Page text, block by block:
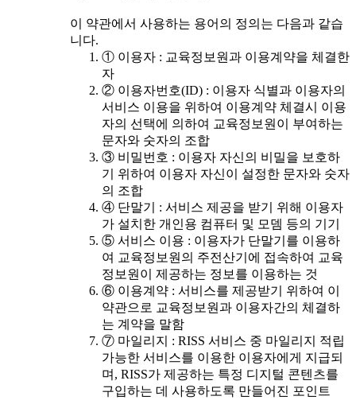
이 약관에서 사용하는 용어의 정의는 다음과 같습
니다.
① 이용자 : 교육정보원과 이용계약을 체결한
자
② 이용자번호(ID) : 이용자 식별과 이용자의
서비스 이용을 위하여 이용계약 체결시 이용
자의 선택에 의하여 교육정보원이 부여하는
문자와 숫자의 조합
③ 비밀번호 : 이용자 자신의 비밀을 보호하
기 위하여 이용자 자신이 설정한 문자와 숫자
의 조합
④ 단말기 : 서비스 제공을 받기 위해 이용자
가 설치한 개인용 컴퓨터 및 모뎀 등의 기기
⑤ 서비스 이용 : 이용자가 단말기를 이용하
여 교육정보원의 주전산기에 접속하여 교육
정보원이 제공하는 정보를 이용하는 것
⑥ 이용계약 : 서비스를 제공받기 위하여 이
약관으로 교육정보원과 이용자간의 체결하
는 계약을 말함
⑦ 마일리지 : RISS 서비스 중 마일리지 적립
가능한 서비스를 이용한 이용자에게 지급되
며, RISS가 제공하는 특정 디지털 콘텐츠를
구입하는 데 사용하도록 만들어진 포인트